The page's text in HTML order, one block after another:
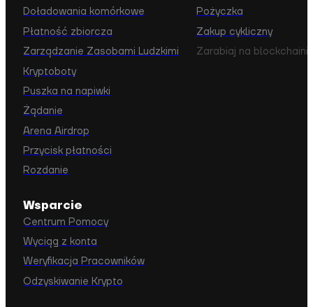
Doładowania komórkowe
Płatność zbiorcza
Zarządzanie Zasobami Ludzkimi
Kryptoboty
Puszka na napiwki
Żądanie
Arena Airdrop
Przycisk płatności
Rozdanie
Pożyczka
Zakup cykliczny
Zarabiaj na
Wsparcie
Centrum Pomocy
Wyciąg z konta
Weryfikacja Pracowników
Odzyskiwanie Krypto